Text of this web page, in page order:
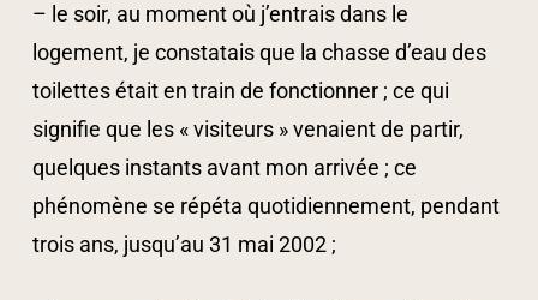
– le soir, au moment où j’entrais dans le
logement, je constatais que la chasse d’eau des
toilettes était en train de fonctionner ; ce qui
signifie que les « visiteurs » venaient de partir,
quelques instants avant mon arrivée ; ce
phénomène se répéta quotidiennement, pendant
trois ans, jusqu’au 31 mai 2002 ;